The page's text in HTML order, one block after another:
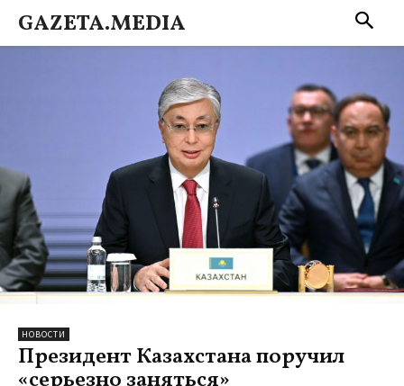
GAZETA.MEDIA
НОВОСТИ
Президент Казахстана поручил